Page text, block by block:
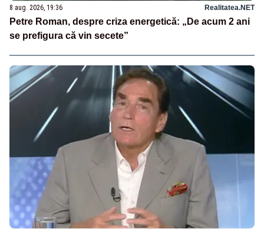
8 aug. 2026, 19:36 Realitatea.NET
Petre Roman, despre criza energetică: „De acum 2 ani
se prefigura că vin secete”